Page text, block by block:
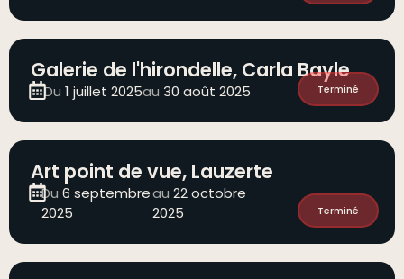
Galerie de l'hirondelle, Carla Bayle
Du 1 juillet 2025au 30 août 2025 Terminé
Art point de vue, Lauzerte
Du 6 septembre
2025
au 22 octobre
2025
Terminé